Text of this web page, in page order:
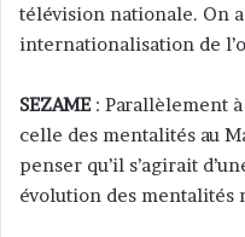
télévision nationale. On
internationalisation de
SEZAME : Parallèlement
celle des mentalités au
penser qu’il s’agirait
évolution des mentalités